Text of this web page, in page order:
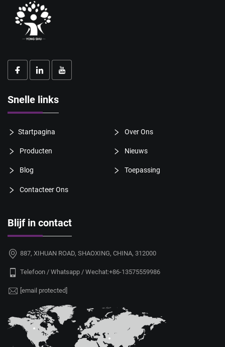
Snelle links
Startpagina Over Ons
Producten Nieuws
Blog Toepassing
Contacteer Ons
Blijf in contact
887, XIHUAN ROAD, SHAOXING, CHINA, 312000
Telefoon / Whatsapp / Wechat:+86-13575559986
[email protected]